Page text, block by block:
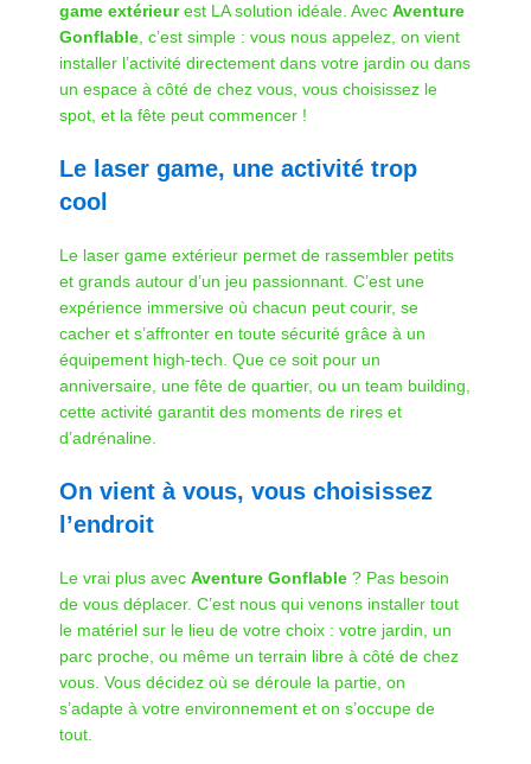
game extérieurest LA solution idéale. AvecAventure
Gonflable , c’est simple : vous nous appelez, on vient
installer l’activité directement dans votre jardin ou dans
un espace à côté de chez vous, vous choisissez le
spot, et la fête peut commencer !
Le laser game, une activité trop
cool
Le laser game extérieur permet de rassembler petits
et grands autour d’un jeu passionnant. C’est une
expérience immersive où chacun peut courir, se
cacher et s’affronter en toute sécurité grâce à un
équipement high-tech. Que ce soit pour un
anniversaire, une fête de quartier, ou un team building,
cette activité garantit des moments de rires et
d’adrénaline.
On vient à vous, vous choisissez
l’endroit
Le vrai plus avecAventure Gonflable ? Pas besoin
de vous déplacer. C’est nous qui venons installer tout
le matériel sur le lieu de votre choix : votre jardin, un
parc proche, ou même un terrain libre à côté de chez
vous. Vous décidez où se déroule la partie, on
s’adapte à votre environnement et on s’occupe de
tout.